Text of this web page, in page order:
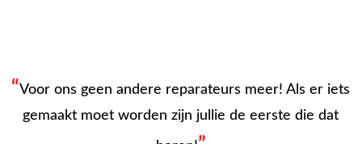
“Voor ons geen andere reparateurs meer! Als er iets
gemaakt moet worden zijn jullie de eerste die dat